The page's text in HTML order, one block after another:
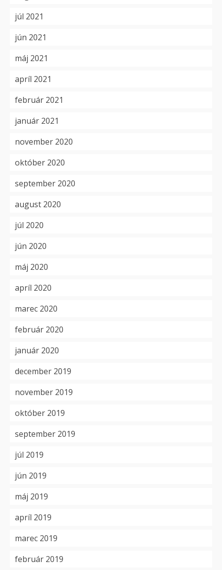
júl 2021
jún 2021
máj 2021
apríl 2021
február 2021
január 2021
november 2020
október 2020
september 2020
august 2020
júl 2020
jún 2020
máj 2020
apríl 2020
marec 2020
február 2020
január 2020
december 2019
november 2019
október 2019
september 2019
júl 2019
jún 2019
máj 2019
apríl 2019
marec 2019
február 2019